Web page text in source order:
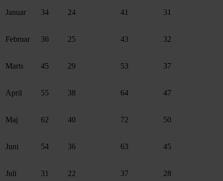
Januar 34 24 41 31
Februar 36 25 43 32
Marts 45 29 53 37
April 55 38 64 47
Maj 62 40 72 50
Juni 54 36 63 45
Juli 31 22 37 28